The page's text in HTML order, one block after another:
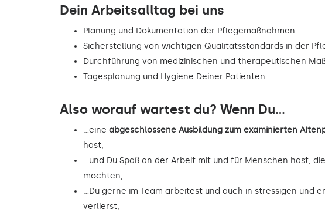
Dein Arbeitsalltag bei uns
Planung und Dokumentation der Pflegemaßnahmen
Sicherstellung von wichtigen Qualitätsstandards in der
Durchführung von medizinischen und therapeutischen
Tagesplanung und Hygiene Deiner Patienten
Also worauf wartest du? Wenn Du...
…eine abgeschlossene Ausbildung zum examinierten
hast,
…und Du Spaß an der Arbeit mit und für Menschen hast,
möchten,
…Du gerne im Team arbeitest und auch in stressigen und
verlierst,